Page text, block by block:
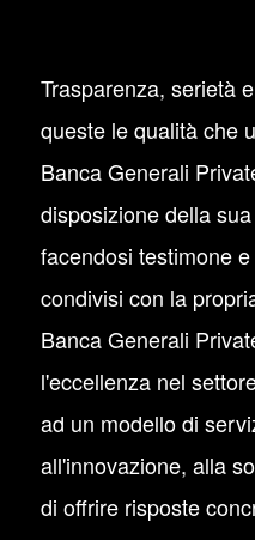
Trasparenza, serietà
queste le qualità che
Banca Generali
disposizione della
facendosi testimone
condivisi con la
Banca Generali
l'eccellenza nel
ad un modello di
all'innovazione, alla
di offrire risposte